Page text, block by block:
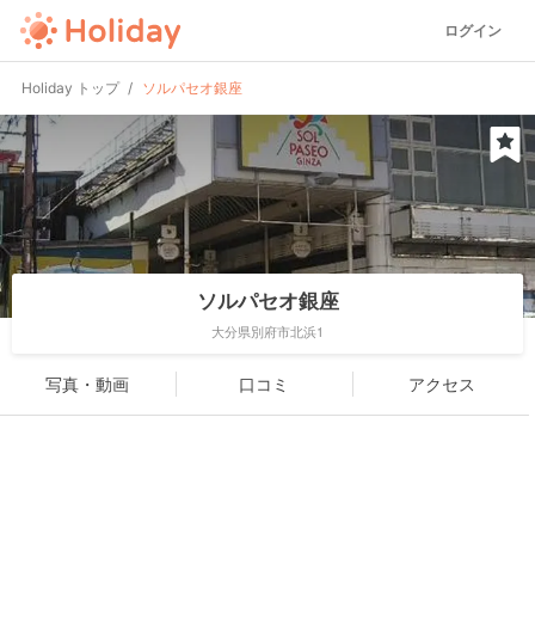
ログイン
Holiday トップ ソルパセオ銀座
ソルパセオ銀座
大分県別府市北浜1
写真・動画 口コミ アクセス